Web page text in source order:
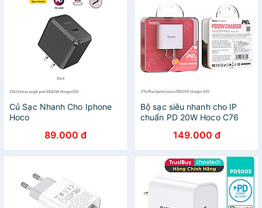
Củ Sạc Nhanh Cho Iphone
Hoco
Hỗ trợ sạc nhanh 20W PD
QC3.0 - Hàng Chính Hãng
89.000 đ
Bộ sạc siêu nhanh cho IP
chuẩn PD 20W Hoco C76
hàng chính hãng Hoco
không nóng máy - Hoco Mall
149.000 đ